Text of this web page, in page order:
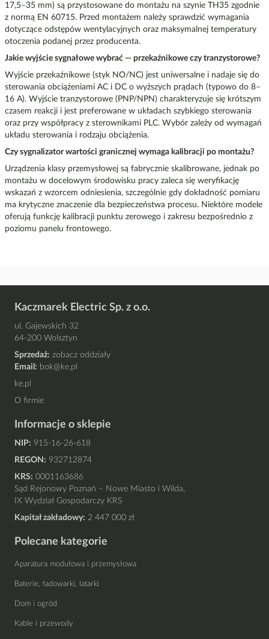
17,5–35 mm) są przystosowane do montażu na szynie TH35 zgodnie
z normą EN 60715. Przed montażem należy sprawdzić wymagania
dotyczące odstępów wentylacyjnych oraz maksymalnej temperatury
otoczenia podanej przez producenta.
Jakie wyjście sygnałowe wybrać — przekaźnikowe czy tranzystorowe?
Wyjście przekaźnikowe (styk NO/NC) jest uniwersalne i nadaje się do
sterowania obciążeniami AC i DC o wyższych prądach (typowo do 8–
16 A). Wyjście tranzystorowe (PNP/NPN) charakteryzuje się krótszym
czasem reakcji i jest preferowane w układach szybkiego sterowania
oraz przy współpracy z sterownikami PLC. Wybór zależy od wymagań
układu sterowania i rodzaju obciążenia.
Czy sygnalizator wartości granicznej wymaga kalibracji po montażu?
Urządzenia klasy przemysłowej są fabrycznie skalibrowane, jednak po
montażu w docelowym środowisku pracy zaleca się weryfikację
wskazań z wzorcem odniesienia, szczególnie gdy dokładność pomiaru
ma krytyczne znaczenie dla bezpieczeństwa procesu. Niektóre modele
oferują funkcję kalibracji punktu zerowego i zakresu bezpośrednio z
poziomu panelu frontowego.
Kaczmarek Electric Sp. z o.o.
ul. Gajewskich 32
64-200 Wolsztyn
Sprzedaż: zobacz oddziały
Email: bok@ke.pl
ke.pl
O firmie
Informacje o sklepie
NIP: 915-16-26-618
REGON: 932712874
KRS: 0001163686
Sąd Rejonowy Poznań – Nowe Miasto i Wilda,
IX Wydział Gospodarczy KRS
Kapitał zakładowy: 2 447 000 zł
Polecane kategorie
Aparatura modułowa i przemysłowa
Baterie, ładowarki, latarki
Dom i ogród
Kable i przewody